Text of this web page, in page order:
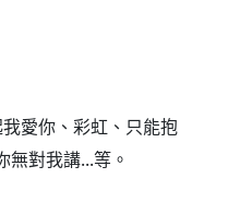
愛你、彩虹、只能抱
對我講...等。